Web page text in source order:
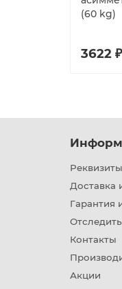
(60 kg)
3622 ₽
Реквизиты
Доставка
Гарантия
Контакты
Акции